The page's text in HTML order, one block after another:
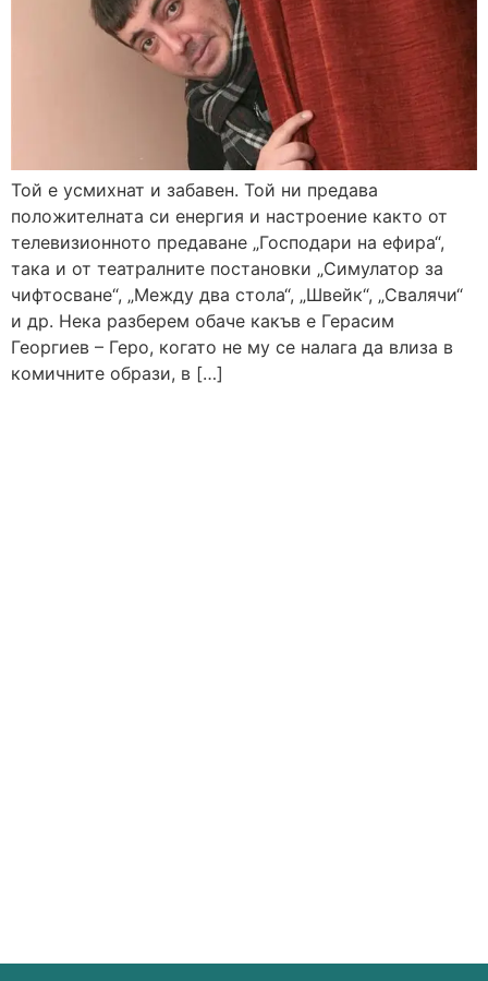
Той е усмихнат и забавен. Той ни предава
положителната си енергия и настроение както от
телевизионното предаване „Господари на ефира“,
така и от театралните постановки „Симулатор за
чифтосване“, „Между два стола“, „Швейк“, „Свалячи“
и др. Нека разберем обаче какъв е Герасим
Георгиев – Геро, когато не му се налага да влиза в
комичните образи, в […]